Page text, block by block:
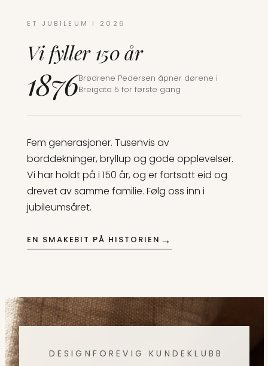
ET JUBILEUM I 2026
Vi fyller 150 år
1876Brødrene Pedersen åpner dørene i
Breigata 5 for første gang
Fem generasjoner. Tusenvis av
borddekninger, bryllup og gode opplevelser.
Vi har holdt på i 150 år, og er fortsatt eid og
drevet av samme familie. Følg oss inn i
jubileumsåret.
EN SMAKEBIT PÅ HISTORIEN →
DESIGNFOREVIG KUNDEKLUBB